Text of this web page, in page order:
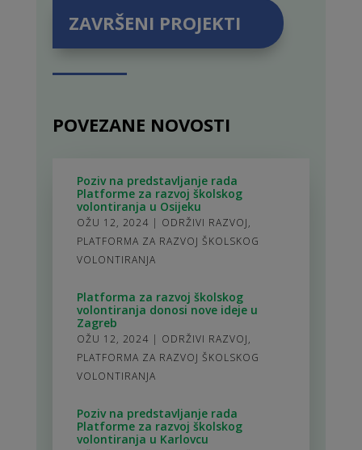
ZAVRŠENI PROJEKTI
POVEZANE NOVOSTI
Poziv na predstavljanje rada
Platforme za razvoj školskog
volontiranja u Osijeku
OŽU 12, 2024 | ODRŽIVI RAZVOJ,
PLATFORMA ZA RAZVOJ ŠKOLSKOG
VOLONTIRANJA
Platforma za razvoj školskog
volontiranja donosi nove ideje u
Zagreb
OŽU 12, 2024 | ODRŽIVI RAZVOJ,
PLATFORMA ZA RAZVOJ ŠKOLSKOG
VOLONTIRANJA
Poziv na predstavljanje rada
Platforme za razvoj školskog
volontiranja u Karlovcu